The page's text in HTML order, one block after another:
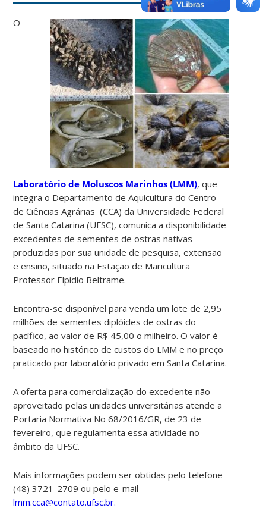
O
Laboratório de Moluscos Marinhos (LMM), que
integra o Departamento de Aquicultura do Centro
de Ciências Agrárias (CCA) da Universidade Federal
de Santa Catarina (UFSC), comunica a disponibilidade
excedentes de sementes de ostras nativas
produzidas por sua unidade de pesquisa, extensão
e ensino, situado na Estação de Maricultura
Professor Elpídio Beltrame.
Encontra-se disponível para venda um lote de 2,95
milhões de sementes diplóides de ostras do
pacífico, ao valor de R$ 45,00 o milheiro. O valor é
baseado no histórico de custos do LMM e no preço
praticado por laboratório privado em Santa Catarina.
A oferta para comercialização do excedente não
aproveitado pelas unidades universitárias atende a
Portaria Normativa No 68/2016/GR, de 23 de
fevereiro, que regulamenta essa atividade no
âmbito da UFSC.
Mais informações podem ser obtidas pelo telefone
(48) 3721-2709 ou pelo e-mail
lmm.cca@contato.ufsc.br.